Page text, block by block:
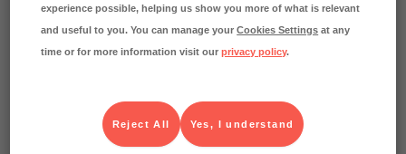
Art.nr.
202134
experience possible, helping us show you more of what is relevant
and useful to you. You can manage yourCookies Settings at any
time or for more information visit ourprivacy policy.
Yes, I understand
Reject All